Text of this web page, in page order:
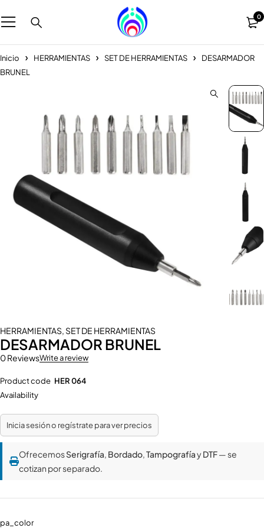
0
Inicio HERRAMIENTAS SET DE HERRAMIENTAS
DESARMADOR
BRUNEL
HERRAMIENTAS, SET DE HERRAMIENTAS
DESARMADOR BRUNEL
0 ReviewsWrite a review
Product code HER 064
Availability
Inicia sesión o regístrate para ver precios
OfrecemosSerigrafía, Bordado,TampografíayDTF— se
cotizan por separado.
pa_color